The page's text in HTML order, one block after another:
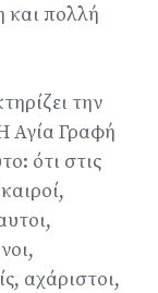
και πολλή
την
Αγία Γραφή
ότι στις
αχάριστοι,